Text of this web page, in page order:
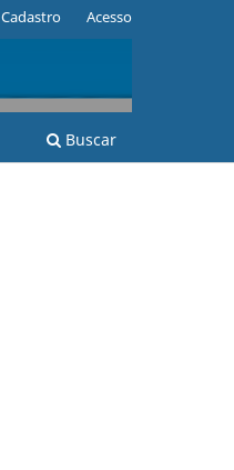
Buscar
Cadastro Acesso